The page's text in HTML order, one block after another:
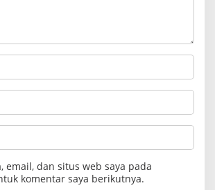
email, dan situs web saya pada
komentar saya berikutnya.